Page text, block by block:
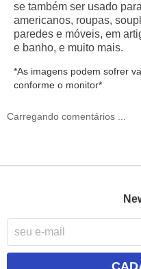
se também ser usado
americanos, roupas,
paredes e móveis, em
e banho, e muito mais.
*As imagens podem sofrer
conforme o monitor*
Carregando comentários ...